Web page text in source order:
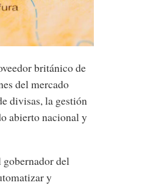
británico de
del mercado
divisas, la gestión
abierto nacional y
gobernador del
y